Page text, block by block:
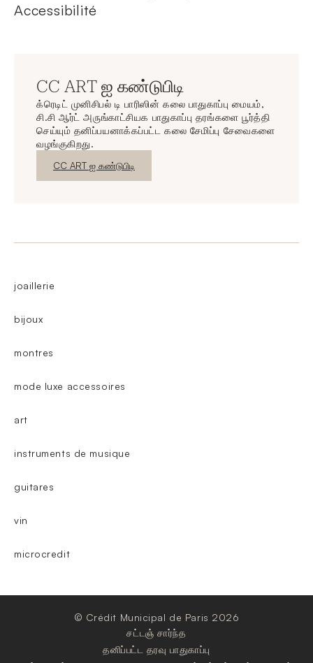
Accessibilité
CC ART ஐ கண்டுபிடி
க்ரெடிட் முனிசிபல் டி பாரிஸின் கலை பாதுகாப்பு மையம்,
சி.சி ஆர்ட் அருங்காட்சியக பாதுகாப்பு தரங்களை பூர்த்தி
செய்யும் தனிப்பயனாக்கப்பட்ட கலை சேமிப்பு சேவைகளை
வழங்குகிறது.
புதிய சாளரம்
CC ART ஐ கண்டுபிடி
joaillerie
bijoux
montres
mode luxe accessoires
art
instruments de musique
guitares
vin
microcredit
© Crédit Municipal de Paris 2026
சட்டஞ் சார்ந்த
தனிப்பட்ட தரவு பாதுகாப்பு